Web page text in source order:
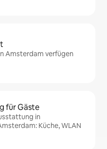
Amsterdam verfügen
für Gäste
in
Küche, WLAN